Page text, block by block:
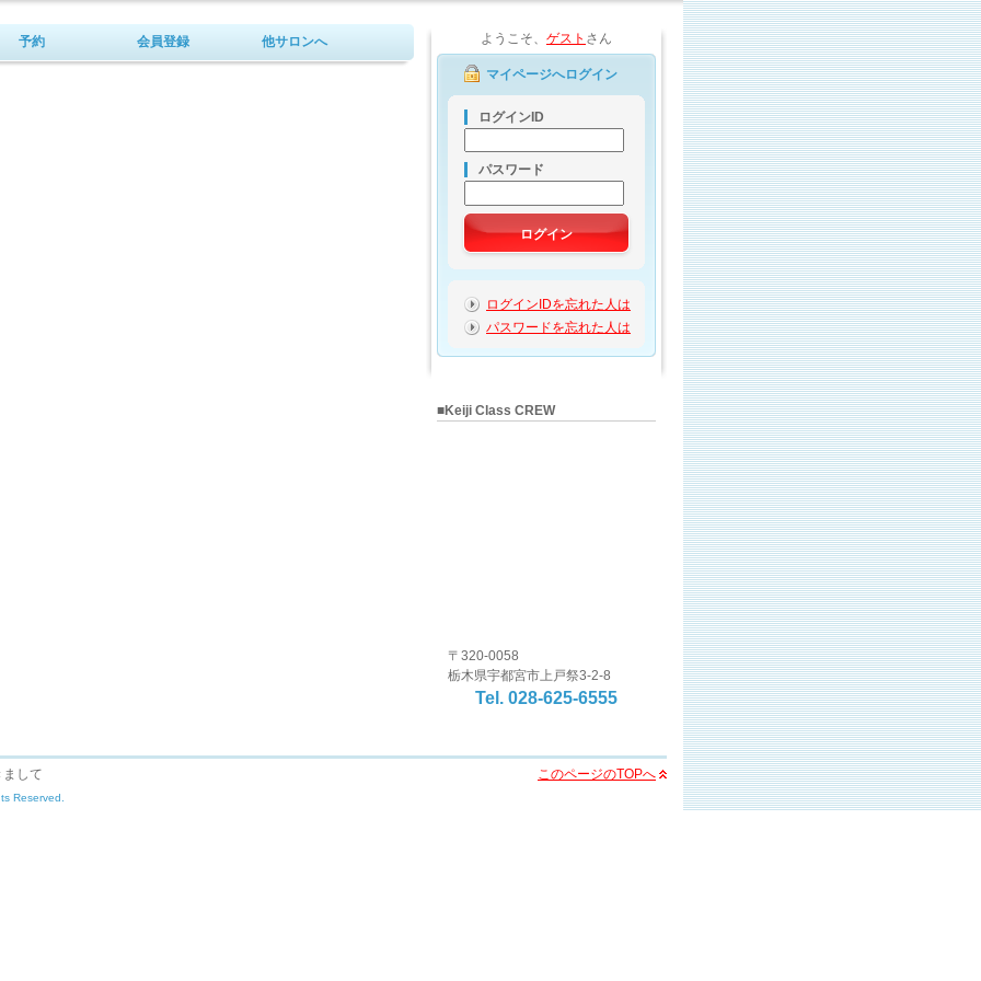
予約 会員登録 他サロンへ ようこそ、 ゲスト さん
マイページへログイン
ログインID
パスワード
ログイン
ログインIDを忘れた人は
パスワードを忘れた人は
■Keiji Class CREW
〒320-0058
栃木県宇都宮市上戸祭3-2-8
Tel. 028-625-6555
して このページのTOPへ
Reserved.